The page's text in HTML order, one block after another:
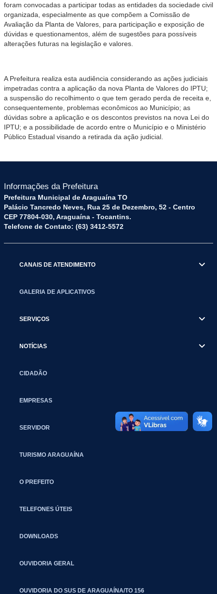
foram convocadas a participar todas as entidades da sociedade civil
organizada, especialmente as que compõem a Comissão de
Avaliação da Planta de Valores, para participação e exposição de
dúvidas e questionamentos, além de sugestões para possíveis
alterações futuras na legislação e valores.
A Prefeitura realiza esta audiência considerando as ações judiciais
impetradas contra a aplicação da nova Planta de Valores do IPTU;
a suspensão do recolhimento o que tem gerado perda de receita e,
consequentemente, problemas econômicos ao Município; as
dúvidas sobre a aplicação e os descontos previstos na nova Lei do
IPTU; e a possibilidade de acordo entre o Município e o Ministério
Público Estadual visando a retirada da ação judicial.
Informações da Prefeitura
Prefeitura Municipal de Araguaína TO
Palácio Tancredo Neves, Rua 25 de Dezembro, 52 - Centro
CEP 77804-030, Araguaína - Tocantins.
Telefone de Contato: (63) 3412-5572
CANAIS DE ATENDIMENTO
GALERIA DE APLICATIVOS
SERVIÇOS
NOTÍCIAS
CIDADÃO
EMPRESAS
SERVIDOR
TURISMO ARAGUAÍNA
O PREFEITO
TELEFONES ÚTEIS
DOWNLOADS
OUVIDORIA GERAL
OUVIDORIA DO SUS DE ARAGUAÍNA/TO 156